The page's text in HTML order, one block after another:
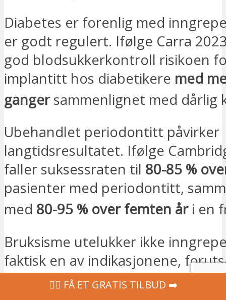
Diabetes er forenlig med
er godt regulert. Ifølge Carra
god blodsukkerkontroll risikoen
implantitt hos diabetikere med
gangersammenlignet med dårlig
Ubehandlet periodontitt påvirker
langtidsresultatet. Ifølge
faller suksessraten til 80-85 %
pasienter med periodontitt,
med 80-95 % over femten åri en
Bruksisme utelukker ikke
faktisk en av indikasjonene,
kompenseres med ennatteskinn
‍👩‍⚕ FÅ ET GRATIS TILBUD ➡️